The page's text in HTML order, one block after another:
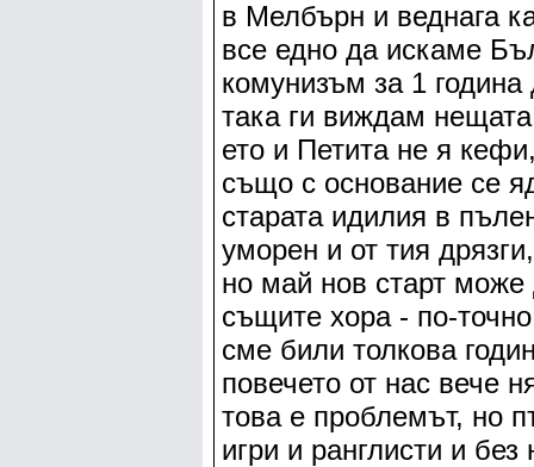
в Мелбърн и веднага
все едно да искаме
комунизъм за 1
така ги виждам
ето и Петита не я
също с основание се
старата идилия в
уморен и от тия
но май нов старт
същите хора - по-
сме били толкова
повечето от нас вече
това е проблемът, но
игри и ранглисти и